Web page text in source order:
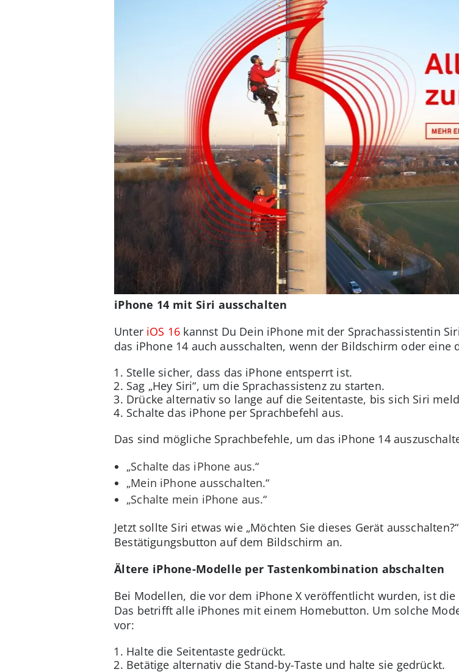
iPhone 14 mit Siri ausschalten
Unter iOS 16 kannst Du Dein iPhone mit der Sprachassistentin
das iPhone 14 auch ausschalten, wenn der Bildschirm oder eine
Stelle sicher, dass das iPhone entsperrt ist.
Sag „Hey Siri“, um die Sprachassistenz zu starten.
Drücke alternativ so lange auf die Seitentaste, bis sich Siri
Schalte das iPhone per Sprachbefehl aus.
Das sind mögliche Sprachbefehle, um das iPhone 14
„Schalte das iPhone aus.“
„Mein iPhone ausschalten.“
„Schalte mein iPhone aus.“
Jetzt sollte Siri etwas wie „Möchten Sie dieses Gerät
Bestätigungsbutton auf dem Bildschirm an.
Ältere iPhone-Modelle per Tastenkombination abschalten
Bei Modellen, die vor dem iPhone X veröffentlicht wurden, ist
Das betrifft alle iPhones mit einem Homebutton. Um solche
vor:
Halte die Seitentaste gedrückt.
Betätige alternativ die Stand-by-Taste und halte sie gedrückt.